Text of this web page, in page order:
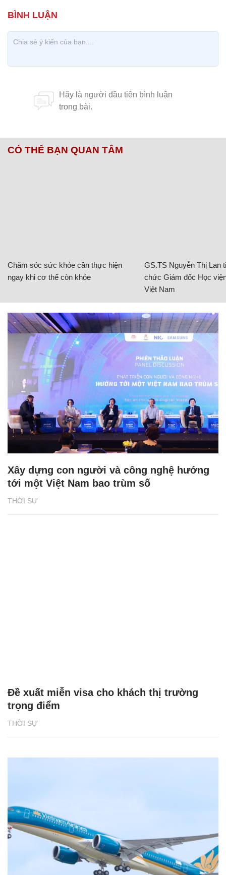
CÓ THỂ BẠN QUAN TÂM
Chăm sóc sức khỏe cần thực hiện
ngay khi cơ thể còn khỏe
GS.TS Nguyễn Thị Lan
chức Giám đốc Học
Việt Nam
THỜI SỰ
Xây dựng con người và công nghệ hướng
tới một Việt Nam bao trùm số
THỜI SỰ
Đề xuất miễn visa cho khách thị trường
trọng điểm